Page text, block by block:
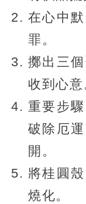
在心中
罪。
擲出三
收到心意
重要步
破除厄
開。
將桂圓
燒化。